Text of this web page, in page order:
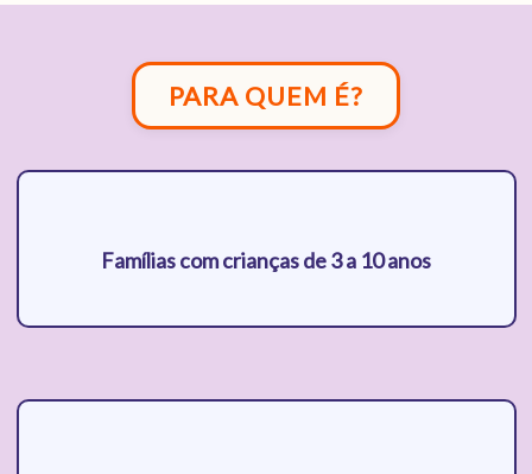
PARA QUEM É?
Famílias com crianças de 3 a 10 anos